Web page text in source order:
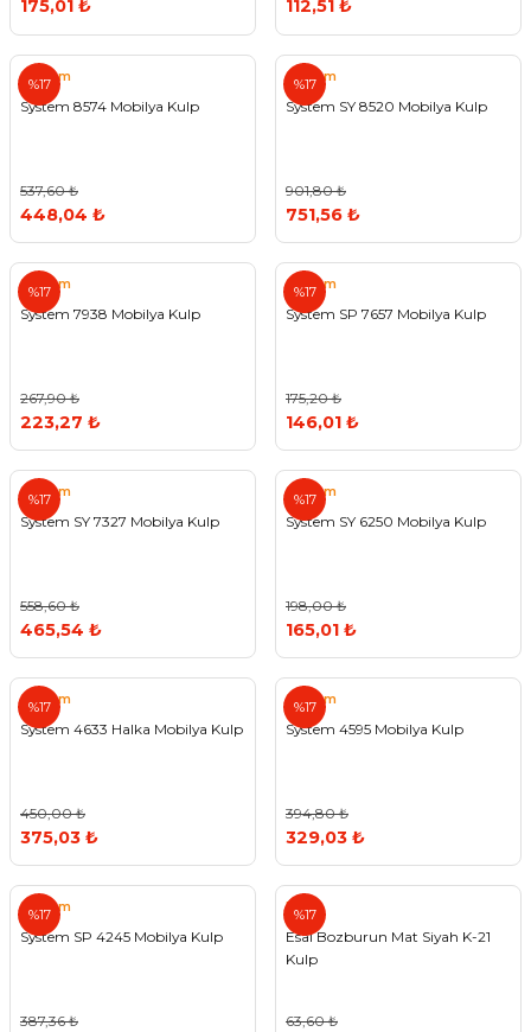
175,01 ₺ 112,51 ₺
%17
System
System 8574 Mobilya Kulp
537,60 ₺
448,04 ₺
%17
System
System SY 8520 Mobilya Kulp
901,80 ₺
751,56 ₺
%17
System
System 7938 Mobilya Kulp
267,90 ₺
223,27 ₺
%17
System
System SP 7657 Mobilya Kulp
175,20 ₺
146,01 ₺
%17
System
System SY 7327 Mobilya Kulp
558,60 ₺
465,54 ₺
%17
System
System SY 6250 Mobilya Kulp
198,00 ₺
165,01 ₺
%17
System
System 4633 Halka Mobilya Kulp
450,00 ₺
375,03 ₺
%17
System
System 4595 Mobilya Kulp
394,80 ₺
329,03 ₺
%17
System
System SP 4245 Mobilya Kulp
387,36 ₺
%17
Esal
Esal Bozburun Mat Siyah K-21
Kulp
63,60 ₺